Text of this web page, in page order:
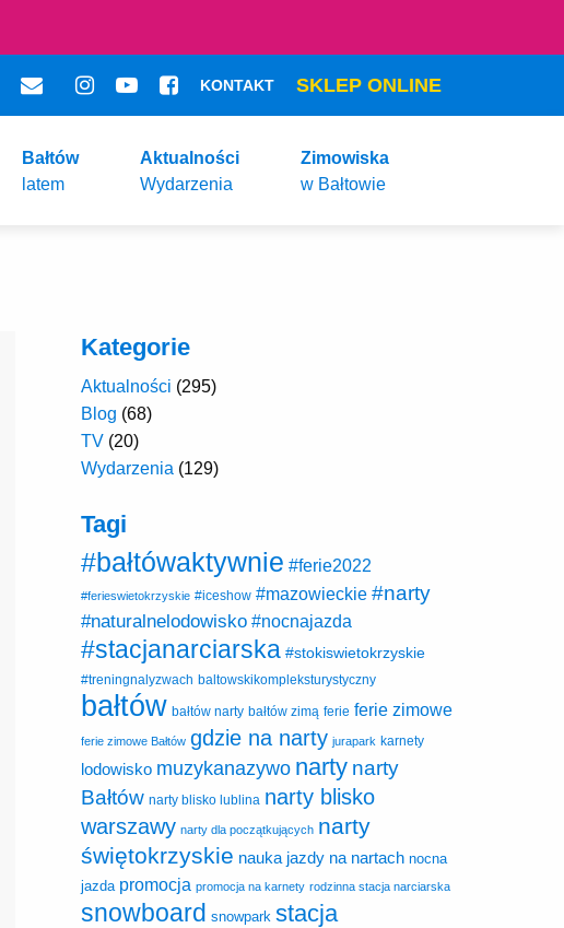
SKLEP ONLINE
KONTAKT
Bałtów
latem
Aktualności
Wydarzenia
Zimowiska
w Bałtowie
Kategorie
Aktualności (295)
Blog (68)
TV(20)
Wydarzenia (129)
Tagi
#bałtówaktywnie #ferie2022
#ferieswietokrzyskie #iceshow #mazowieckie #narty
#naturalnelodowisko #nocnajazda
#stacjanarciarska #stokiswietokrzyskie
#treningnalyzwach baltowskikompleksturystyczny
bałtów bałtów narty bałtów zimą ferie ferie zimowe
ferie zimowe Bałtów gdzie na narty jurapark karnety
lodowisko muzykanazywo narty narty
Bałtów narty blisko lublina narty blisko
warszawy narty dla początkujących narty
świętokrzyskie nauka jazdy na nartach nocna
jazda promocja promocja na karnety rodzinna stacja narciarska
snowboard snowpark stacja